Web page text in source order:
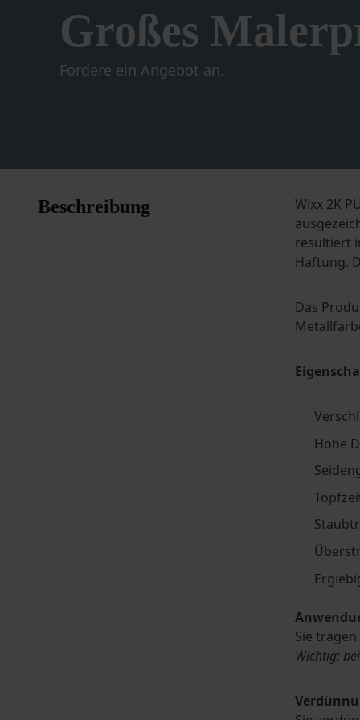
Großes
Fordere ein Angebot an.
Beschreibung
Wixx 2K
resultiert
Haftung.
Das
Hohe
Sie
Wichtig: